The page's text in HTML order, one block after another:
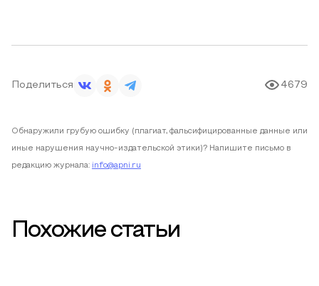
Поделиться 4679
Обнаружили грубую ошибку (плагиат, фальсифицированные данные или
иные нарушения научно-издательской этики)? Напишите письмо в
редакцию журнала: info@apni.ru
Похожие статьи